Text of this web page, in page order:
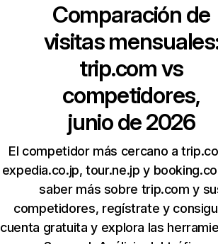
Comparación de
visitas
trip.comvs
competidores,
junio de 2026
El competidor más cercano a
expedia.co.jp, tour.ne.jp y
saber más sobre trip.com y
competidores, regístrate y
cuenta gratuita y explora las